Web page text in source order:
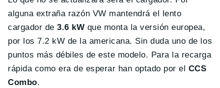
alguna extraña razón VW mantendrá el lento
cargador de3.6 kW que monta la versión europea,
por los 7.2 kW de la americana. Sin duda uno de los
puntos más débiles de este modelo. Para la recarga
rápida como era de esperar han optado por el CCS
Combo.